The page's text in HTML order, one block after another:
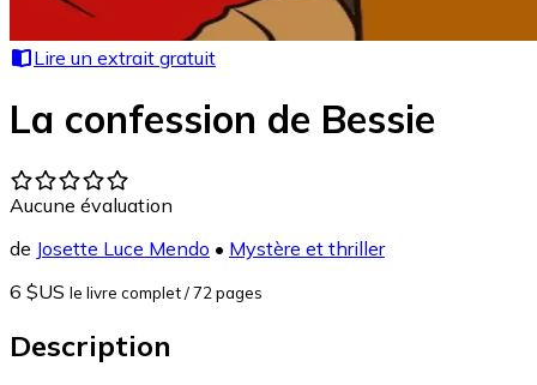
Lire un extrait gratuit
La confession de Bessie
Aucune évaluation
de Josette Luce Mendo • Mystère et thriller
6 $US le livre complet/ 72 pages
Description